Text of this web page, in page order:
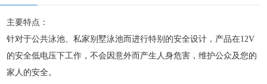
主要特点：
针对于公共泳池、私家别墅泳池而进行特别的安全设计，产品在12V
的安全低电压下工作，不会因意外而产生人身危害，维护公众及您的
家人的安全。